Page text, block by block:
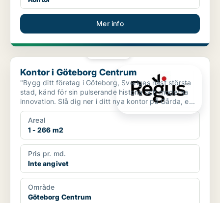
Mer info
Kontor i Göteborg Centrum
Kontor i Göteborg Centrum
"Bygg ditt företag i Göteborg, Sveriges näst största
stad, känd för sin pulserande historia och moderna
innovation. Slå dig ner i ditt nya kontor på Gårda, e...
Areal
1 - 266 m2
Pris pr. md.
Inte angivet
Område
Göteborg Centrum